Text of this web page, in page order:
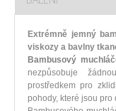
Extrémně jemný
viskozy a bavlny
Bambusový
nezpůsobuje
prostředkem pro
pohody, které jsou pro